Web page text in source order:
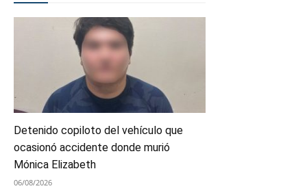
Detenido copiloto del vehículo que
ocasionó accidente donde murió
Mónica Elizabeth
06/08/2026